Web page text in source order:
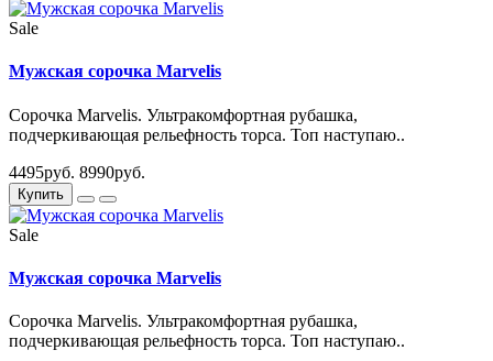
Sale
Мужская сорочка Marvelis
Сорочка Marvelis. Ультракомфортная рубашка,
подчеркивающая рельефность торса. Топ наступаю..
4495руб. 8990руб.
Купить
Sale
Мужская сорочка Marvelis
Сорочка Marvelis. Ультракомфортная рубашка,
подчеркивающая рельефность торса. Топ наступаю..